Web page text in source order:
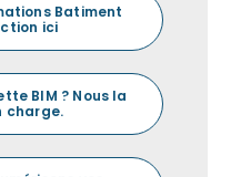
Batiment
ici
BIM ? Nous la
charge.